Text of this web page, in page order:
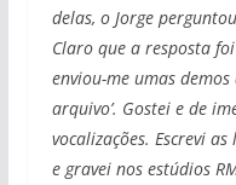
delas, o Jorge
Claro que a resposta foi
enviou-me umas
arquivo’. Gostei e de
vocalizações. Escrevi
e gravei nos estúdios